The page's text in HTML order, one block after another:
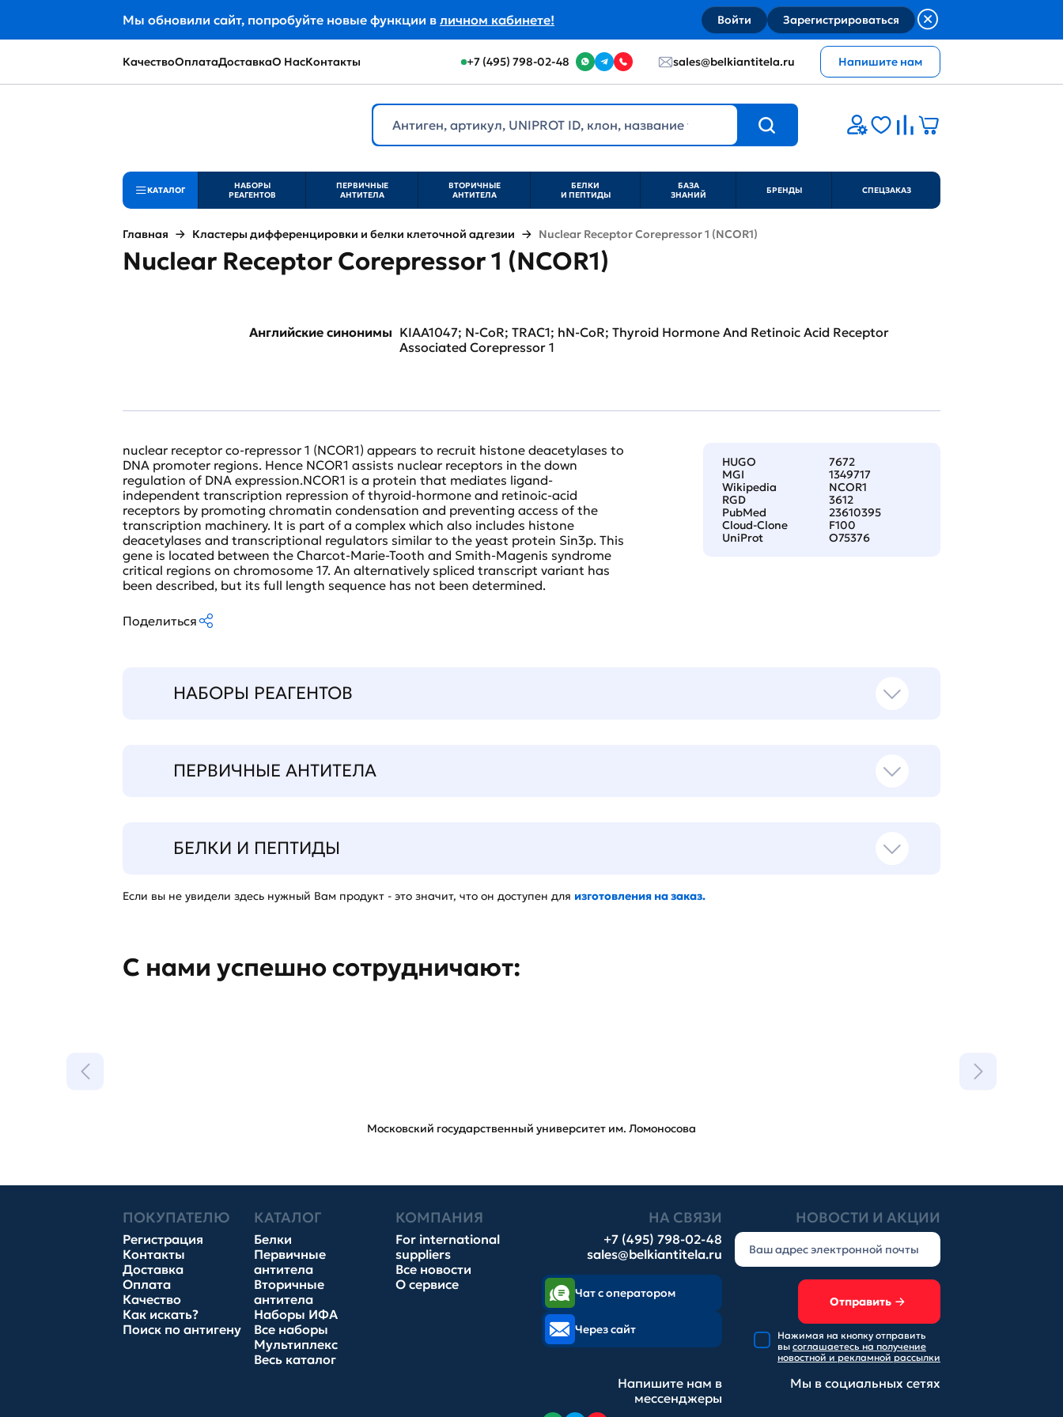
Мы обновили сайт, попробуйте новые функции в личном кабинете! Войти Зарегистрироваться
КачествоОплатаДоставкаО НасКонтакты +7 (495) 798-02-48 sales@belkiantitela.ru Напишите нам
КАТАЛОГ
НАБОРЫ
РЕАГЕНТОВ
ПЕРВИЧНЫЕ
АНТИТЕЛА
ВТОРИЧНЫЕ
АНТИТЕЛА
БЕЛКИ
И ПЕПТИДЫ
БАЗА
ЗНАНИЙ
БРЕНДЫ СПЕЦЗАКАЗ
Главная Кластеры дифференцировки и белки клеточной адгезии Nuclear Receptor Corepressor 1 (NCOR1)
Nuclear Receptor Corepressor 1 (NCOR1)
Английские синонимы KIAA1047; N-CoR; TRAC1; hN-CoR; Thyroid Hormone And Retinoic Acid Receptor
Associated Corepressor 1
HUGO
7672
MGI
1349717
Wikipedia
NCOR1
RGD
3612
PubMed
23610395
Cloud-Clone
F100
UniProt
O75376
nuclear receptor co-repressor 1 (NCOR1) appears to recruit histone deacetylases to
DNA promoter regions. Hence NCOR1 assists nuclear receptors in the down
regulation of DNA expression.NCOR1 is a protein that mediates ligand-
independent transcription repression of thyroid-hormone and retinoic-acid
receptors by promoting chromatin condensation and preventing access of the
transcription machinery. It is part of a complex which also includes histone
deacetylases and transcriptional regulators similar to the yeast protein Sin3p. This
gene is located between the Charcot-Marie-Tooth and Smith-Magenis syndrome
critical regions on chromosome 17. An alternatively spliced transcript variant has
been described, but its full length sequence has not been determined.
Поделиться
НАБОРЫ РЕАГЕНТОВ
ПЕРВИЧНЫЕ АНТИТЕЛА
БЕЛКИ И ПЕПТИДЫ
Если вы не увидели здесь нужный Вам продукт - это значит, что он доступен для изготовления на заказ.
С нами успешно сотрудничают:
Московский государственный университет им. Ломоносова
ПОКУПАТЕЛЮ
Регистрация
Контакты
Доставка
Оплата
Качество
Как искать?
Поиск по антигену
КАТАЛОГ
Белки
Первичные
антитела
Вторичные
антитела
Наборы ИФА
Все наборы
Мультиплекс
Весь каталог
КОМПАНИЯ
For international
suppliers
Все новости
О сервисе
НА СВЯЗИ
+7 (495) 798-02-48
sales@belkiantitela.ru
НОВОСТИ И АКЦИИ
Отправить
Нажимая на кнопку отправить
вы соглашаетесь на получение
новостной и рекламной рассылки
Чат с оператором
Через сайт
Напишите нам в
мессенджеры
Мы в социальных сетях